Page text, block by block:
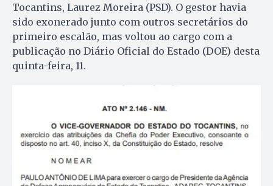
Tocantins, Laurez Moreira (PSD). O gestor havia
sido exonerado junto com outros secretários do
primeiro escalão, mas voltou ao cargo com a
publicação no Diário Oficial do Estado (DOE) desta
quinta-feira, 11.